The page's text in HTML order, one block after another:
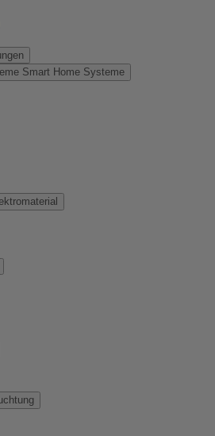
Smart Home Systeme